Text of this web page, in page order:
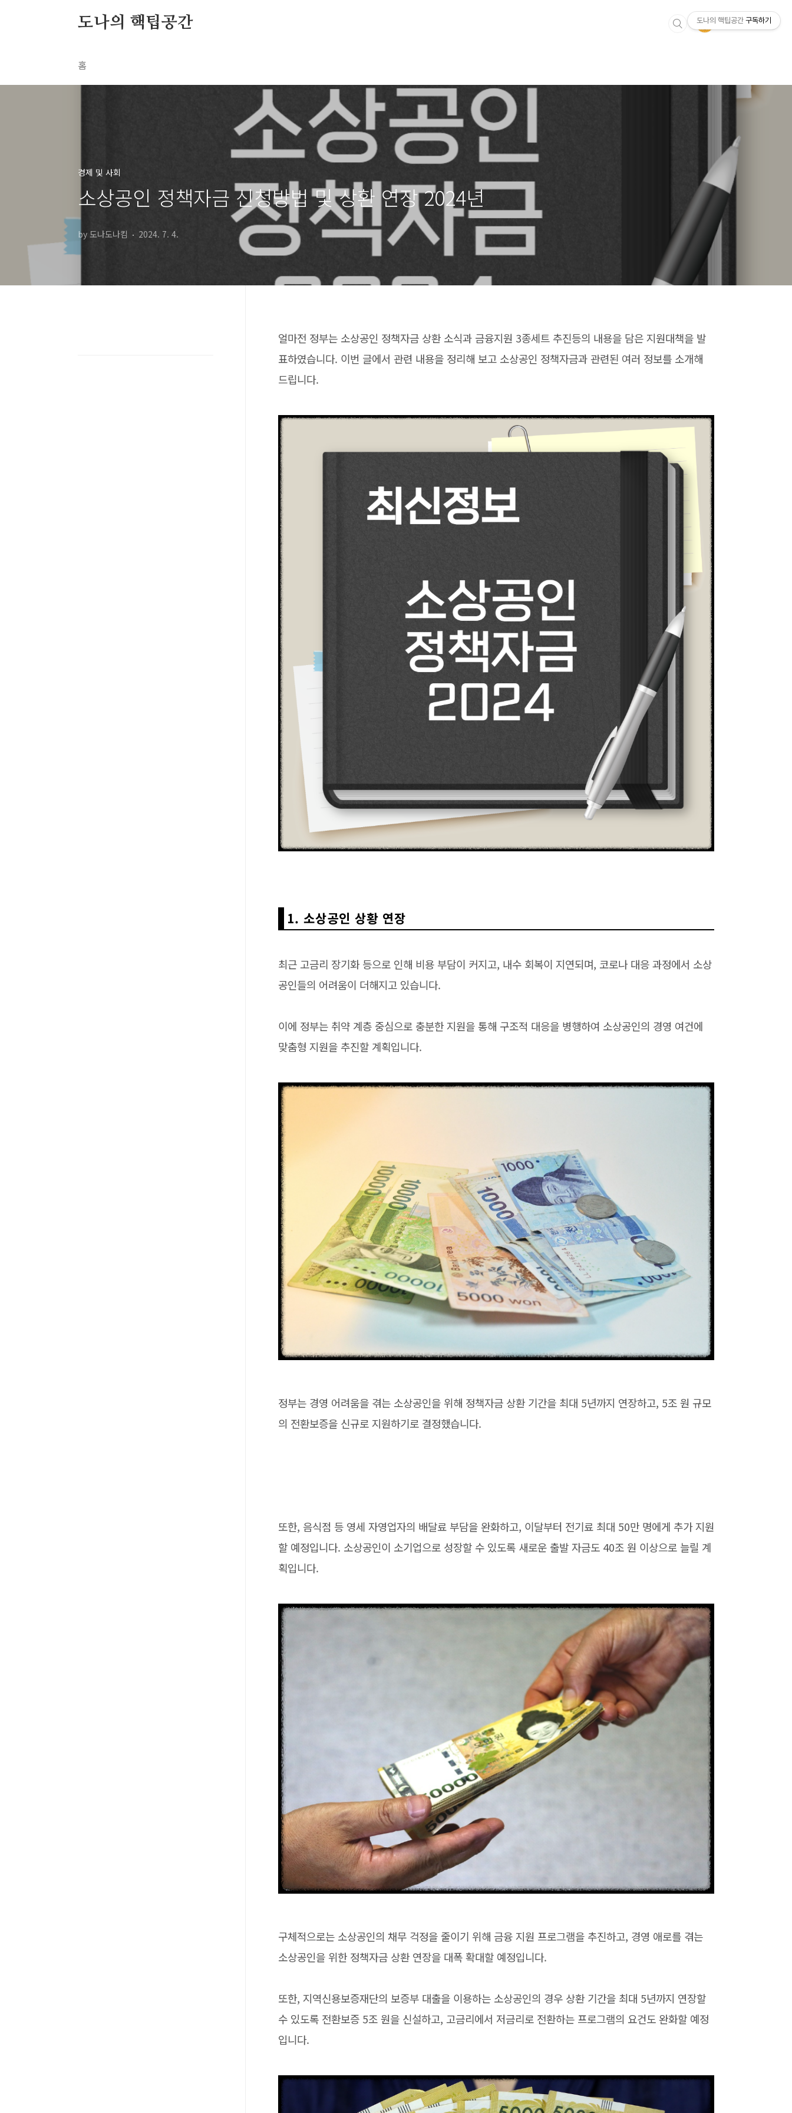
도나의 핵팁공간
홈
경제 및 사회
소상공인 정책자금 신청방법 및 상환 연장 2024년
by 도나도나킴 2024. 7. 4.
얼마전 정부는 소상공인 정책자금 상환 소식과 금융지원 3종세트 추진등의 내용을 담은 지원대책을 발
표하였습니다. 이번 글에서 관련 내용을 정리해 보고 소상공인 정책자금과 관련된 여러 정보를 소개해
드립니다.
1. 소상공인 상황 연장
최근 고금리 장기화 등으로 인해 비용 부담이 커지고, 내수 회복이 지연되며, 코로나 대응 과정에서 소상
공인들의 어려움이 더해지고 있습니다.
이에 정부는 취약 계층 중심으로 충분한 지원을 통해 구조적 대응을 병행하여 소상공인의 경영 여건에
맞춤형 지원을 추진할 계획입니다.
정부는 경영 어려움을 겪는 소상공인을 위해 정책자금 상환 기간을 최대 5년까지 연장하고, 5조 원 규모
의 전환보증을 신규로 지원하기로 결정했습니다.
또한, 음식점 등 영세 자영업자의 배달료 부담을 완화하고, 이달부터 전기료 최대 50만 명에게 추가 지원
할 예정입니다. 소상공인이 소기업으로 성장할 수 있도록 새로운 출발 자금도 40조 원 이상으로 늘릴 계
획입니다.
구체적으로는 소상공인의 채무 걱정을 줄이기 위해 금융 지원 프로그램을 추진하고, 경영 애로를 겪는
소상공인을 위한 정책자금 상환 연장을 대폭 확대할 예정입니다.
또한, 지역신용보증재단의 보증부 대출을 이용하는 소상공인의 경우 상환 기간을 최대 5년까지 연장할
수 있도록 전환보증 5조 원을 신설하고, 고금리에서 저금리로 전환하는 프로그램의 요건도 완화할 예정
입니다.
도나의 핵팁공간 구독하기